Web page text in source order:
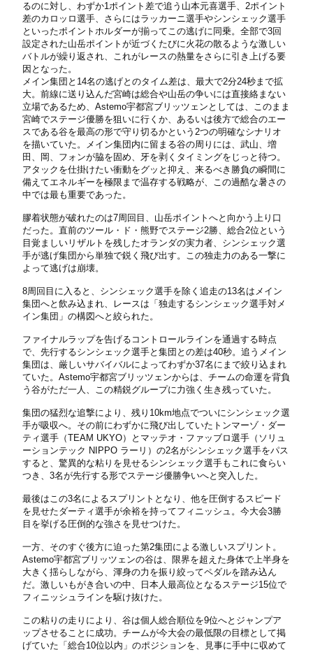
るのに対し、わずか1ポイント差で追う山本元喜選手、2ポイント
差のカロッロ選手、さらにはラッカーニ選手やシンシェック選手
といったポイントホルダーが揃ってこの逃げに同乗。全部で3回
設定された山岳ポイントが近づくたびに火花の散るような激しい
バトルが繰り返され、これがレースの熱量をさらに引き上げる要
因となった。
メイン集団と14名の逃げとのタイム差は、最大で2分24秒まで拡
大。前線に送り込んだ宮崎は総合や山岳の争いには直接絡まない
立場であるため、Astemo宇都宮ブリッツェンとしては、このまま
宮崎でステージ優勝を狙いに行くか、あるいは後方で総合のエー
スである谷を最高の形で守り切るかという2つの明確なシナリオ
を描いていた。メイン集団内に留まる谷の周りには、武山、増
田、岡、フォンが脇を固め、牙を剥くタイミングをじっと待つ。
アタックを仕掛けたい衝動をグッと抑え、来るべき勝負の瞬間に
備えてエネルギーを極限まで温存する戦略が、この過酷な暑さの
中では最も重要であった。
膠着状態が破れたのは7周回目、山岳ポイントへと向かう上り口
だった。直前のツール・ド・熊野でステージ2勝、総合2位という
目覚ましいリザルトを残したオランダの実力者、シンシェック選
手が逃げ集団から単独で鋭く飛び出す。この独走力のある一撃に
よって逃げは崩壊。
8周回目に入ると、シンシェック選手を除く追走の13名はメイン
集団へと飲み込まれ、レースは「独走するシンシェック選手対メ
イン集団」の構図へと絞られた。
ファイナルラップを告げるコントロールラインを通過する時点
で、先行するシンシェック選手と集団との差は40秒。追うメイン
集団は、厳しいサバイバルによってわずか37名にまで絞り込まれ
ていた。Astemo宇都宮ブリッツェンからは、チームの命運を背負
う谷がただ一人、この精鋭グループに力強く生き残っていた。
集団の猛烈な追撃により、残り10km地点でついにシンシェック選
手が吸収へ。その前にわずかに飛び出していたトンマーゾ・ダー
ティ選手（TEAM UKYO）とマッテオ・ファッブロ選手（ソリュ
ーションテック NIPPO ラーリ）の2名がシンシェック選手をパス
すると、驚異的な粘りを見せるシンシェック選手もこれに食らい
つき、3名が先行する形でステージ優勝争いへと突入した。
最後はこの3名によるスプリントとなり、他を圧倒するスピード
を見せたダーティ選手が余裕を持ってフィニッシュ。今大会3勝
目を挙げる圧倒的な強さを見せつけた。
一方、そのすぐ後方に迫った第2集団による激しいスプリント。
Astemo宇都宮ブリッツェンの谷は、限界を超えた身体で上半身を
大きく揺らしながら、渾身の力を振り絞ってペダルを踏み込ん
だ。激しいもがき合いの中、日本人最高位となるステージ15位で
フィニッシュラインを駆け抜けた。
この粘りの走りにより、谷は個人総合順位を9位へとジャンプア
ップさせることに成功。チームが今大会の最低限の目標として掲
げていた「総合10位以内」のポジションを、見事に手中に収めて